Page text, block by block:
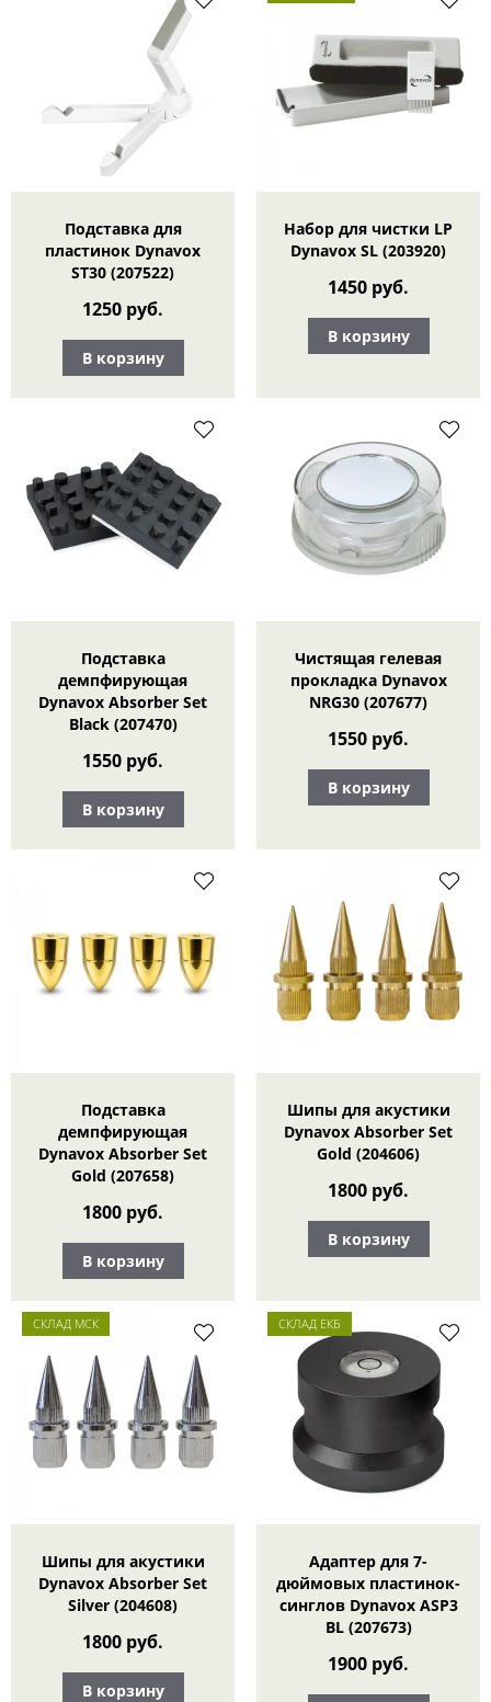
Подставка для
пластинок Dynavox
ST30 (207522)
1250 руб.
В корзину
Набор для чистки LP
Dynavox SL (203920)
1450 руб.
В корзину
Подставка
демпфирующая
Dynavox Absorber Set
Black (207470)
1550 руб.
В корзину
Чистящая гелевая
прокладка Dynavox
NRG30 (207677)
1550 руб.
В корзину
Подставка
демпфирующая
Dynavox Absorber Set
Gold (207658)
1800 руб.
В корзину
Шипы для акустики
Dynavox Absorber Set
Gold (204606)
1800 руб.
В корзину
СКЛАД МСК
Шипы для акустики
Dynavox Absorber Set
Silver (204608)
1800 руб.
В корзину
СКЛАД ЕКБ
Адаптер для 7-
дюймовых пластинок-
синглов Dynavox ASP3
BL (207673)
1900 руб.